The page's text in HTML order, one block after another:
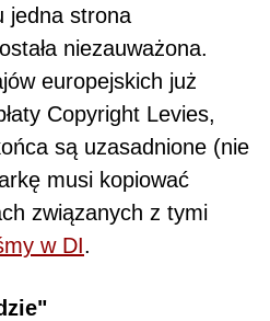
jedna strona
niezauważona.
europejskich już
Copyright Levies,
są uzasadnione (nie
musi kopiować
związanych z tymi
w DI.